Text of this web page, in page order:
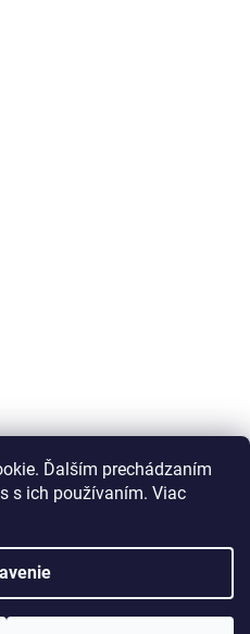
Ďalším prechádzaním
s ich používaním. Viac
sporov
(EÚ)
a Adatelier